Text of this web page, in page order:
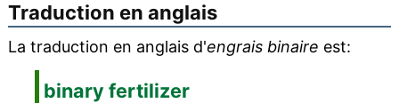
Traduction en anglais
La traduction en anglais d'engrais binaire est:
binary fertilizer